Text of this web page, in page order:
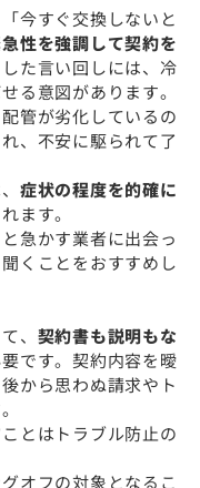
今すぐ交換しないと
性を強調して契約を
た言い回しには、冷
る意図があります。
管が劣化しているの
、不安に駆られて了
症状の程度を的確に
ます。
急かす業者に出会っ
くことをおすすめし
、 契約書も説明もな
です。契約内容を曖
から思わぬ請求やト
ことはトラブル防止の
オフの対象となるこ